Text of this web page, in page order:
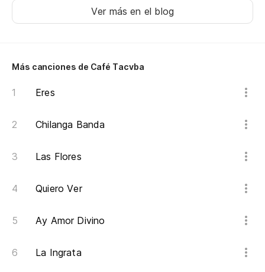
Ver más en el blog
Más canciones de Café Tacvba
Eres
Chilanga Banda
Las Flores
Quiero Ver
Ay Amor Divino
La Ingrata